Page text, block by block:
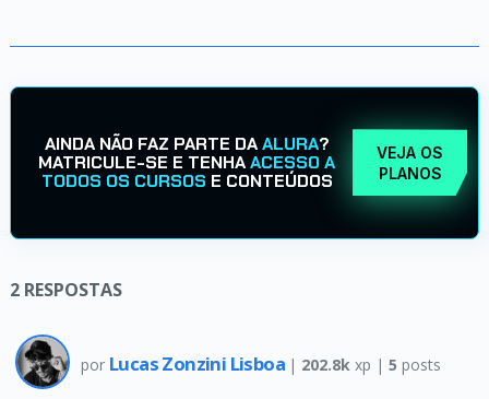
AINDA NÃO FAZ PARTE DAALURA?
MATRICULE-SE E TENHAACESSO A
TODOS OS CURSOS E CONTEÚDOS
VEJA OS
PLANOS
2 RESPOSTAS
por Lucas Zonzini Lisboa | 202.8k xp |5 posts